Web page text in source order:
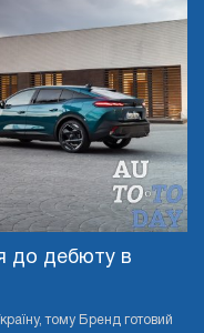
до дебюту в
тому Бренд готовий